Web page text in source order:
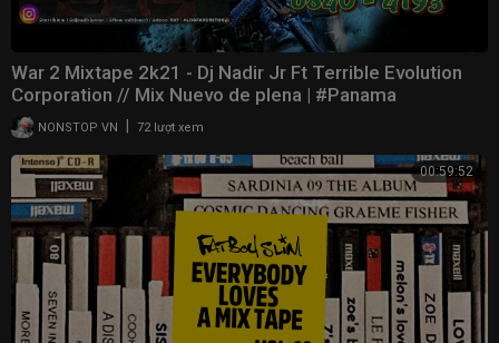
War 2 Mixtape 2k21 - Dj Nadir Jr Ft Terrible Evolution
Corporation // Mix Nuevo de plena | #Panama
NONSTOP VN 72 lượt xem
00:59:52